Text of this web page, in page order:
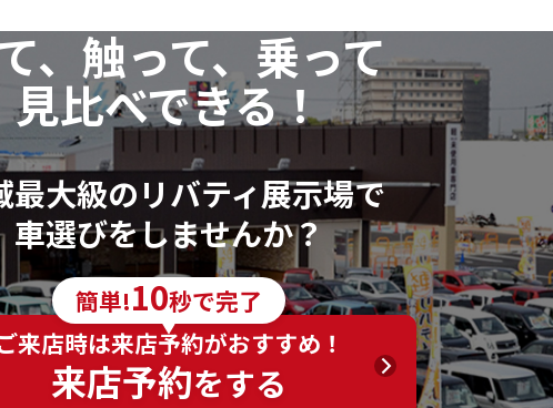
、触って、乗って
見比べできる！
最大級のリバティ展示場で
車選びをしませんか？
簡単!10秒で完了
来店時は来店予約がおすすめ！
来店予約をする